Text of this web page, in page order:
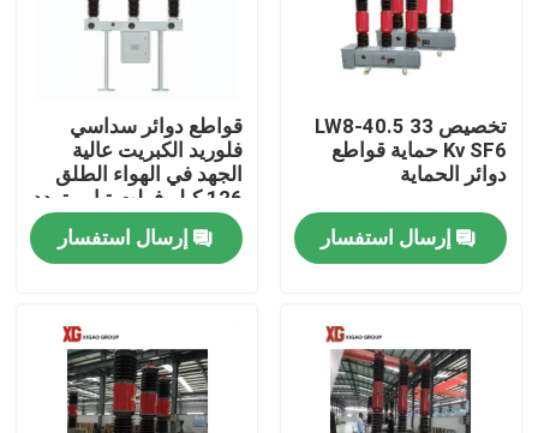
منزل، بيت
منتجات
جولة في المعمل
تخصيص LW8-40.5 33
Kv SF6 حماية قواطع
دوائر الحماية
إرسال استفسار
قواطع دوائر سداسي
فلوريد الكبريت عالية
الجهد في الهواء الطلق
126 كيلو فولت تيار متردد
50 هرتز
إرسال استفسار